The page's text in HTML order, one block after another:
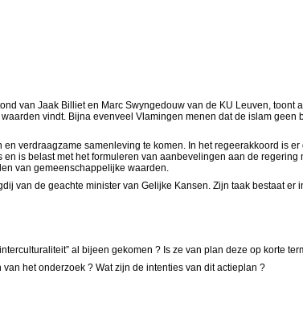
van Jaak Billiet en Marc Swyngedouw van de KU Leuven, toont
vindt. Bijna evenveel Vlamingen menen dat de islam geen
verdraagzame samenleving te komen. In het regeerakkoord is
is belast met het formuleren van aanbevelingen aan de regering
van gemeenschappelijke waarden.
van de geachte minister van Gelijke Kansen. Zijn taak bestaat er
al bijeen gekomen ? Is ze van plan deze op korte
het onderzoek ? Wat zijn de intenties van dit actieplan ?